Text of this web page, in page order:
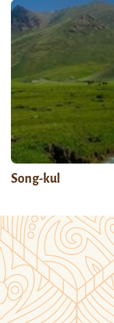
Song-kul